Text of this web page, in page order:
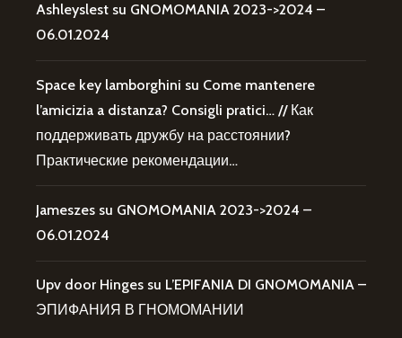
Ashleyslest su GNOMOMANIA 2023->2024 –
06.01.2024
Space key lamborghini su Come mantenere
l’amicizia a distanza? Consigli pratici… // Как
поддерживать дружбу на расстоянии?
Практические рекомендации…
Jameszes su GNOMOMANIA 2023->2024 –
06.01.2024
Upv door Hinges su L’EPIFANIA DI GNOMOMANIA –
ЭПИФАНИЯ В ГНОМОМАНИИ